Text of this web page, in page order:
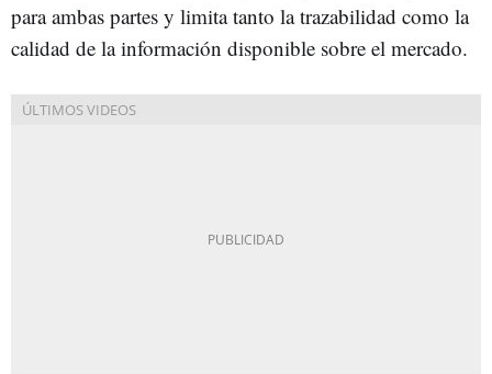
para ambas partes y limita tanto la trazabilidad como la
calidad de la información disponible sobre el mercado.